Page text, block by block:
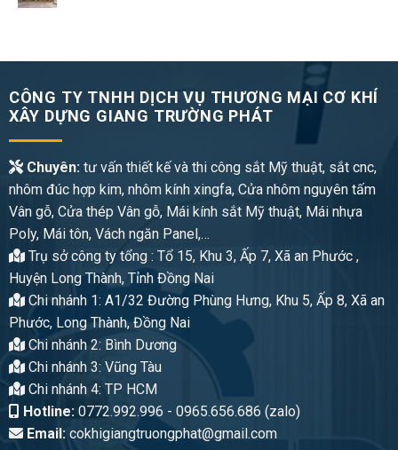
CÔNG TY TNHH DỊCH VỤ THƯƠNG MẠI CƠ KHÍ
XÂY DỰNG GIANG TRƯỜNG PHÁT
Chuyên:tư vấn thiết kế và thi công sắt Mỹ thuật, sắt cnc,
nhôm đúc hợp kim, nhôm kính xingfa, Cửa nhôm nguyên tấm
Vân gỗ, Cửa thép Vân gỗ, Mái kính sắt Mỹ thuật, Mái nhựa
Poly, Mái tôn, Vách ngăn Panel,…
Trụ sở công ty tổng : Tổ 15, Khu 3, Ấp 7, Xã an Phước ,
Huyện Long Thành, Tỉnh Đồng Nai
Chi nhánh 1: A1/32 Đường Phùng Hưng, Khu 5, Ấp 8, Xã an
Phước, Long Thành, Đồng Nai
Chi nhánh 2: Bình Dương
Chi nhánh 3: Vũng Tàu
Chi nhánh 4: TP HCM
Hotline:0772.992.996 - 0965.656.686 (zalo)
Email:cokhigiangtruongphat@gmail.com